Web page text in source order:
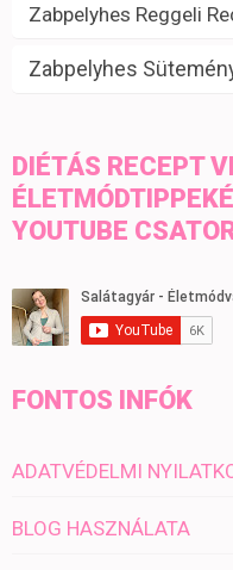
Zabpelyhes Reggeli
Zabpelyhes
DIÉTÁS RECEPT
YOUTUBE
FONTOS INFÓK
ADATVÉDELMI
BLOG HASZNÁLATA